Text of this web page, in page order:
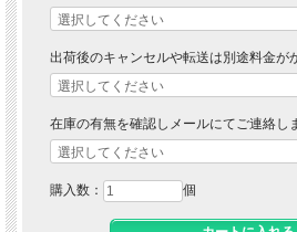
出荷後のキャンセルや転送は別途料金が
在庫の有無を確認しメールにてご連絡し
購入数： 個